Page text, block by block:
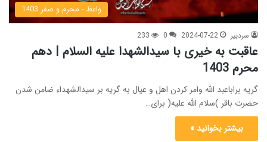
واعظ - محرم و صفر 1403
سردبیر 2024-07-22
0
233
عاقبت به خیری با سیدالشهدا علیه السلام | دهم
محرم 1403
گریه براباعبد الله وامر کردن اهل و عیال به گریه بر سیدالشهداء ضامن شدن
حضرت باقر )سلام الله علیه( برای…
بیشتر بخوانید »